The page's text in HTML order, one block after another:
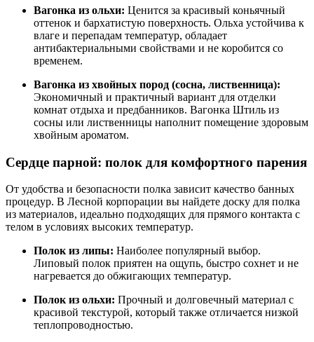
Вагонка из ольхи: Ценится за красивый коньячный
оттенок и бархатистую поверхность. Ольха устойчива к
влаге и перепадам температур, обладает
антибактериальными свойствами и не коробится со
временем.
Вагонка из хвойных пород (сосна, лиственница):
Экономичный и практичный вариант для отделки
комнат отдыха и предбанников. Вагонка Штиль из
сосны или лиственницы наполнит помещение здоровым
хвойным ароматом.
Сердце парной: полок для комфортного парения
От удобства и безопасности полка зависит качество банных
процедур. В Лесной корпорации вы найдете доску для полка
из материалов, идеально подходящих для прямого контакта с
телом в условиях высоких температур.
Полок из липы: Наиболее популярный выбор.
Липовый полок приятен на ощупь, быстро сохнет и не
нагревается до обжигающих температур.
Полок из ольхи: Прочный и долговечный материал с
красивой текстурой, который также отличается низкой
теплопроводностью.